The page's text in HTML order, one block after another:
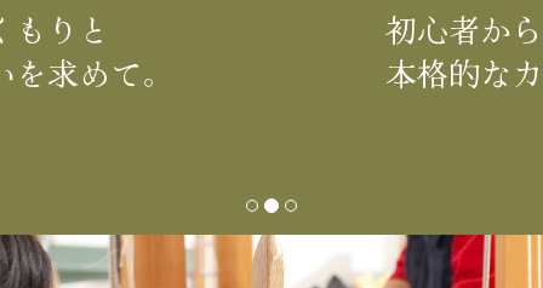
初心者から初められる
本格的なカリキュラム